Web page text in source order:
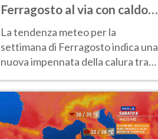
Ferragosto al via con caldo
intenso e qualche temporale
La tendenza meteo per la
settimana di Ferragosto indica una
nuova impennata della calura tra
anche al Nord.